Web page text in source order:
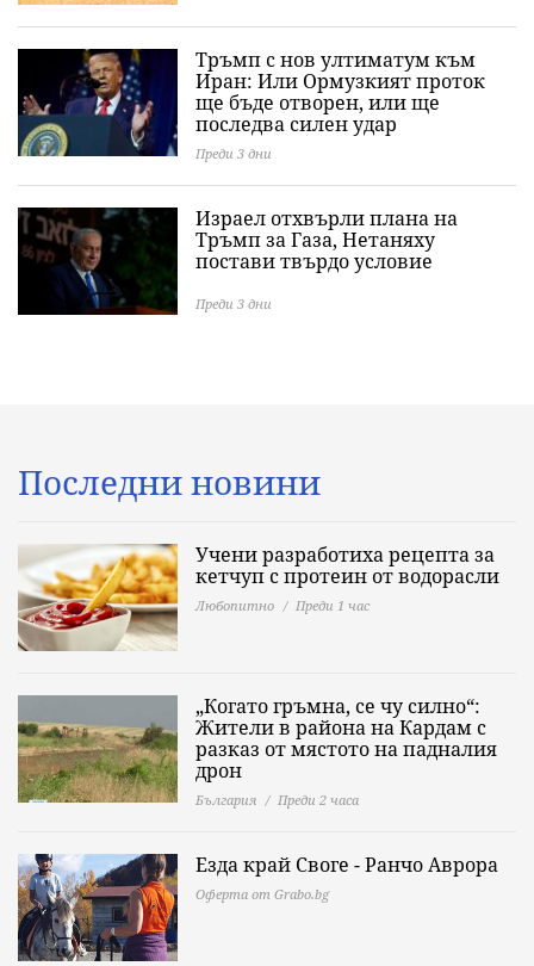
Тръмп с нов ултиматум към
Иран: Или Ормузкият проток
ще бъде отворен, или ще
последва силен удар
Преди 3 дни
Израел отхвърли плана на
Тръмп за Газа, Нетаняху
постави твърдо условие
Преди 3 дни
Последни новини
Учени разработиха рецепта за
кетчуп с протеин от водорасли
Любопитно Преди 1 час
„Когато гръмна, се чу силно“:
Жители в района на Кардам с
разказ от мястото на падналия
дрон
България Преди 2 часа
Езда край Своге - Ранчо Аврора
Оферта от Grabo.bg